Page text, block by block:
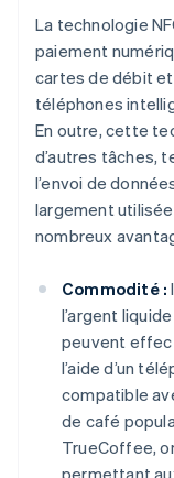
La technologie
paiement
cartes de débit
téléphones
En outre, cette
d’autres tâches,
l’envoi de
largement
nombreux
Commodité :
l’argent
peuvent
l’aide d’un
compatible
de café
TrueCoffee,